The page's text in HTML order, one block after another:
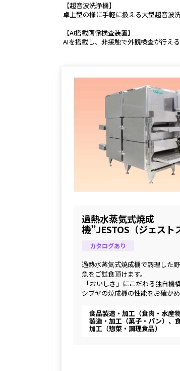
【超音波洗浄機】
卓上型の様に手軽に扱える大型超音波
【AI搭載画像検査装置】
AIを搭載し、非接触で外観検査が行え
過熱水蒸気式焼成
機”JESTOS（ジェスト
カタログあり
過熱水蒸気式焼成機で調理した野
魚をご試食頂けます。
「おいしさ」にこだわる独自機
シブヤの焼成機の性能をお確かめ
食品製造・加工（食肉・水産
製造・加工（菓子・パン）、
加工（惣菜・調理食品）